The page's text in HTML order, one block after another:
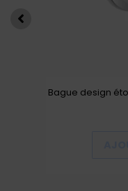
Bague design